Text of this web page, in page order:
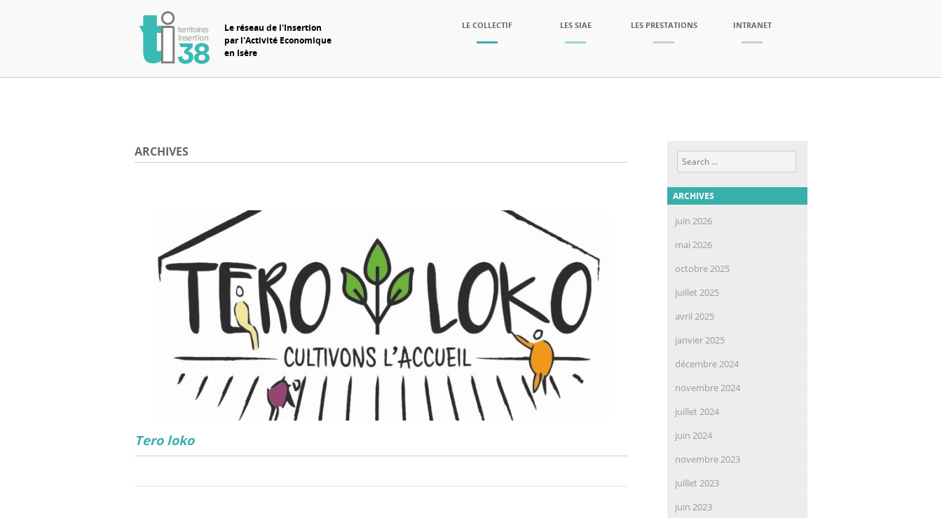
Le réseau de l'Insertion
par l'Activité Economique
en Isère
LE COLLECTIF LES SIAE LES PRESTATIONS INTRANET
ARCHIVES
Tero loko
Search
ARCHIVES
juin 2026
mai 2026
octobre 2025
juillet 2025
avril 2025
janvier 2025
décembre 2024
novembre 2024
juillet 2024
juin 2024
novembre 2023
juillet 2023
juin 2023